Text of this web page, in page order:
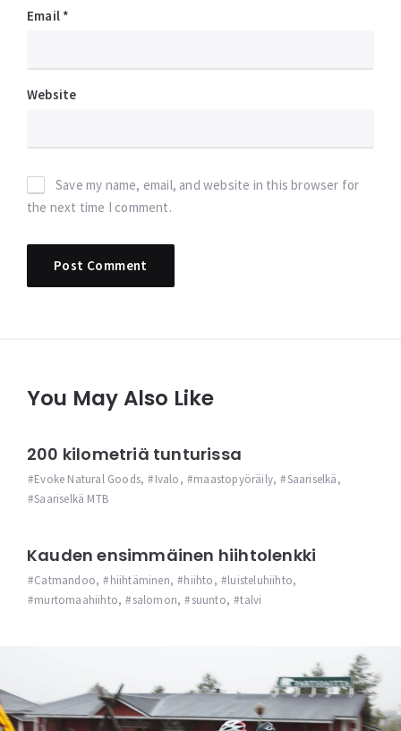
Email *
Website
Save my name, email, and website in this browser for
the next time I comment.
You May Also Like
200 kilometriä tunturissa
Evoke Natural Goods, Ivalo, maastopyöräily, Saariselkä,
Saariselkä MTB
Kauden ensimmäinen hiihtolenkki
Catmandoo, hiihtäminen, hiihto, luisteluhiihto,
murtomaahiihto, salomon, suunto, talvi